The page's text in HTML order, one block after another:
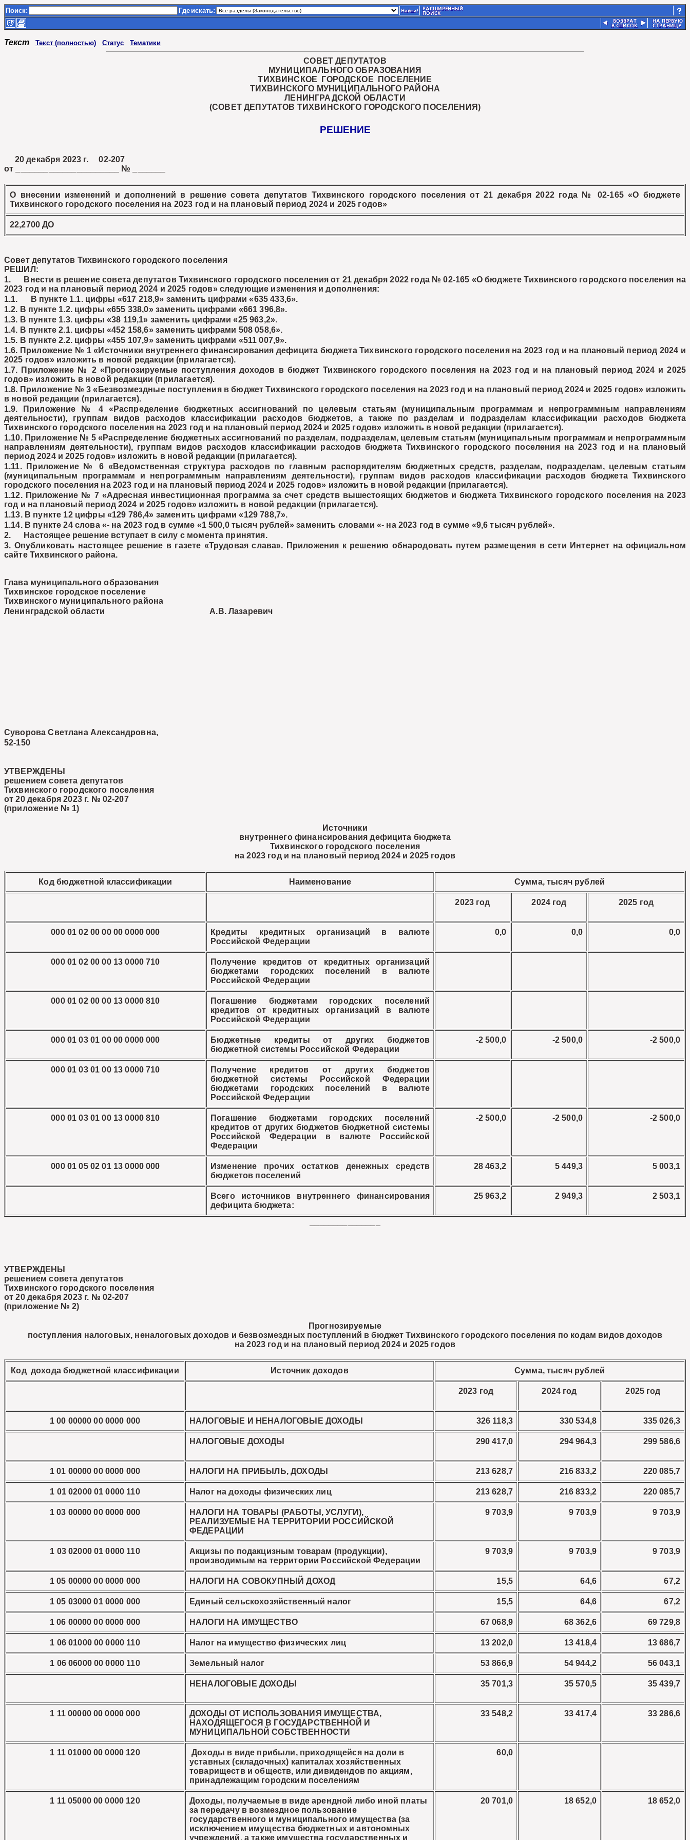
Поиск: Где искать:
Текст Текст (полностью) Статус Тематики
СОВЕТ ДЕПУТАТОВ
МУНИЦИПАЛЬНОГО ОБРАЗОВАНИЯ
ТИХВИНСКОЕ ГОРОДСКОЕ ПОСЕЛЕНИЕ
ТИХВИНСКОГО МУНИЦИПАЛЬНОГО РАЙОНА
ЛЕНИНГРАДСКОЙ ОБЛАСТИ
(СОВЕТ ДЕПУТАТОВ ТИХВИНСКОГО ГОРОДСКОГО ПОСЕЛЕНИЯ)
РЕШЕНИЕ
20 декабря 2023 г. 02-207
от ______________________ № _______
О внесении изменений и дополнений в решение совета депутатов Тихвинского городского поселения от 21 декабря 2022 года № 02-165 «О бюджете
Тихвинского городского поселения на 2023 год и на плановый период 2024 и 2025 годов»
22,2700 ДО
Совет депутатов Тихвинского городского поселения
РЕШИЛ:
1. Внести в решение совета депутатов Тихвинского городского поселения от 21 декабря 2022 года № 02-165 «О бюджете Тихвинского городского поселения на
2023 год и на плановый период 2024 и 2025 годов» следующие изменения и дополнения:
1.1. В пункте 1.1. цифры «617 218,9» заменить цифрами «635 433,6».
1.2. В пункте 1.2. цифры «655 338,0» заменить цифрами «661 396,8».
1.3. В пункте 1.3. цифры «38 119,1» заменить цифрами «25 963,2».
1.4. В пункте 2.1. цифры «452 158,6» заменить цифрами 508 058,6».
1.5. В пункте 2.2. цифры «455 107,9» заменить цифрами «511 007,9».
1.6. Приложение № 1 «Источники внутреннего финансирования дефицита бюджета Тихвинского городского поселения на 2023 год и на плановый период 2024 и
2025 годов» изложить в новой редакции (прилагается).
1.7. Приложение № 2 «Прогнозируемые поступления доходов в бюджет Тихвинского городского поселения на 2023 год и на плановый период 2024 и 2025
годов» изложить в новой редакции (прилагается).
1.8. Приложение № 3 «Безвозмездные поступления в бюджет Тихвинского городского поселения на 2023 год и на плановый период 2024 и 2025 годов» изложить
в новой редакции (прилагается).
1.9. Приложение № 4 «Распределение бюджетных ассигнований по целевым статьям (муниципальным программам и непрограммным направлениям
деятельности), группам видов расходов классификации расходов бюджетов, а также по разделам и подразделам классификации расходов бюджета
Тихвинского городского поселения на 2023 год и на плановый период 2024 и 2025 годов» изложить в новой редакции (прилагается).
1.10. Приложение № 5 «Распределение бюджетных ассигнований по разделам, подразделам, целевым статьям (муниципальным программам и непрограммным
направлениям деятельности), группам видов расходов классификации расходов бюджета Тихвинского городского поселения на 2023 год и на плановый
период 2024 и 2025 годов» изложить в новой редакции (прилагается).
1.11. Приложение № 6 «Ведомственная структура расходов по главным распорядителям бюджетных средств, разделам, подразделам, целевым статьям
(муниципальным программам и непрограммным направлениям деятельности), группам видов расходов классификации расходов бюджета Тихвинского
городского поселения на 2023 год и на плановый период 2024 и 2025 годов» изложить в новой редакции (прилагается).
1.12. Приложение № 7 «Адресная инвестиционная программа за счет средств вышестоящих бюджетов и бюджета Тихвинского городского поселения на 2023
год и на плановый период 2024 и 2025 годов» изложить в новой редакции (прилагается).
1.13. В пункте 12 цифры «129 786,4» заменить цифрами «129 788,7».
1.14. В пункте 24 слова «- на 2023 год в сумме «1 500,0 тысяч рублей» заменить словами «- на 2023 год в сумме «9,6 тысяч рублей».
2. Настоящее решение вступает в силу с момента принятия.
3. Опубликовать настоящее решение в газете «Трудовая слава». Приложения к решению обнародовать путем размещения в сети Интернет на официальном
сайте Тихвинского района.
Глава муниципального образования
Тихвинское городское поселение
Тихвинского муниципального района
Ленинградской области А.В. Лазаревич
Суворова Светлана Александровна,
52-150
УТВЕРЖДЕНЫ
решением совета депутатов
Тихвинского городского поселения
от 20 декабря 2023 г. № 02-207
(приложение № 1)
Источники
внутреннего финансирования дефицита бюджета
Тихвинского городского поселения
на 2023 год и на плановый период 2024 и 2025 годов
Код бюджетной классификации Наименование Сумма, тысяч рублей
2023 год 2024 год 2025 год
000 01 02 00 00 00 0000 000
Кредиты кредитных организаций в валюте
Российской Федерации
0,0 0,0 0,0
000 01 02 00 00 13 0000 710
Получение кредитов от кредитных организаций
бюджетами городских поселений в валюте
Российской Федерации
000 01 02 00 00 13 0000 810
Погашение бюджетами городских поселений
кредитов от кредитных организаций в валюте
Российской Федерации
000 01 03 01 00 00 0000 000
Бюджетные кредиты от других бюджетов
бюджетной системы Российской Федерации
-2 500,0 -2 500,0 -2 500,0
000 01 03 01 00 13 0000 710
Получение кредитов от других бюджетов
бюджетной системы Российской Федерации
бюджетами городских поселений в валюте
Российской Федерации
000 01 03 01 00 13 0000 810
Погашение бюджетами городских поселений
кредитов от других бюджетов бюджетной системы
Российской Федерации в валюте Российской
Федерации
-2 500,0 -2 500,0 -2 500,0
000 01 05 02 01 13 0000 000
Изменение прочих остатков денежных средств
бюджетов поселений
28 463,2 5 449,3 5 003,1
Всего источников внутреннего финансирования
дефицита бюджета:
25 963,2 2 949,3 2 503,1
УТВЕРЖДЕНЫ
решением совета депутатов
Тихвинского городского поселения
от 20 декабря 2023 г. № 02-207
(приложение № 2)
Прогнозируемые
поступления налоговых, неналоговых доходов и безвозмездных поступлений в бюджет Тихвинского городского поселения по кодам видов доходов
на 2023 год и на плановый период 2024 и 2025 годов
Код дохода бюджетной классификации Источник доходов Сумма, тысяч рублей
2023 год 2024 год 2025 год
1 00 00000 00 0000 000 НАЛОГОВЫЕ И НЕНАЛОГОВЫЕ ДОХОДЫ 326 118,3 330 534,8 335 026,3
НАЛОГОВЫЕ ДОХОДЫ 290 417,0 294 964,3 299 586,6
1 01 00000 00 0000 000 НАЛОГИ НА ПРИБЫЛЬ, ДОХОДЫ 213 628,7 216 833,2 220 085,7
1 01 02000 01 0000 110 Налог на доходы физических лиц 213 628,7 216 833,2 220 085,7
1 03 00000 00 0000 000
НАЛОГИ НА ТОВАРЫ (РАБОТЫ, УСЛУГИ),
РЕАЛИЗУЕМЫЕ НА ТЕРРИТОРИИ РОССИЙСКОЙ
ФЕДЕРАЦИИ
9 703,9 9 703,9 9 703,9
1 03 02000 01 0000 110
Акцизы по подакцизным товарам (продукции),
производимым на территории Российской Федерации
9 703,9 9 703,9 9 703,9
1 05 00000 00 0000 000 НАЛОГИ НА СОВОКУПНЫЙ ДОХОД 15,5 64,6 67,2
1 05 03000 01 0000 000 Единый сельскохозяйственный налог 15,5 64,6 67,2
1 06 00000 00 0000 000 НАЛОГИ НА ИМУЩЕСТВО 67 068,9 68 362,6 69 729,8
1 06 01000 00 0000 110 Налог на имущество физических лиц 13 202,0 13 418,4 13 686,7
1 06 06000 00 0000 110 Земельный налог 53 866,9 54 944,2 56 043,1
НЕНАЛОГОВЫЕ ДОХОДЫ 35 701,3 35 570,5 35 439,7
1 11 00000 00 0000 000
ДОХОДЫ ОТ ИСПОЛЬЗОВАНИЯ ИМУЩЕСТВА,
НАХОДЯЩЕГОСЯ В ГОСУДАРСТВЕННОЙ И
МУНИЦИПАЛЬНОЙ СОБСТВЕННОСТИ
33 548,2 33 417,4 33 286,6
1 11 01000 00 0000 120
Доходы в виде прибыли, приходящейся на доли в
уставных (складочных) капиталах хозяйственных
товариществ и обществ, или дивидендов по акциям,
принадлежащим городским поселениям
60,0
1 11 05000 00 0000 120
Доходы, получаемые в виде арендной либо иной платы
за передачу в возмездное пользование
государственного и муниципального имущества (за
исключением имущества бюджетных и автономных
учреждений, а также имущества государственных и
20 701,0 18 652,0 18 652,0